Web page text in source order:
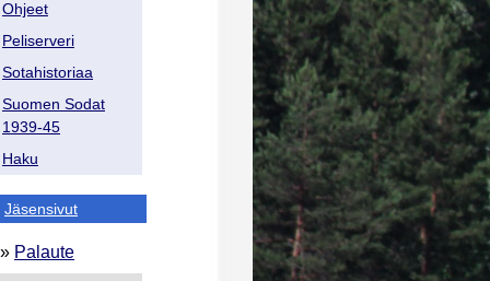
Ohjeet
Peliserveri
Sotahistoriaa
Suomen Sodat
1939-45
Haku
Jäsensivut
» Palaute